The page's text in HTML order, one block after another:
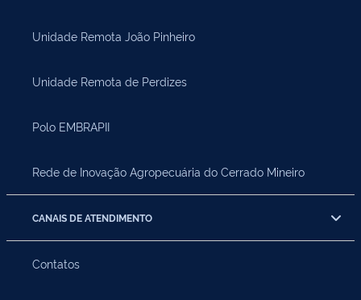
Unidade Remota João Pinheiro
Unidade Remota de Perdizes
Polo EMBRAPII
Rede de Inovação Agropecuária do Cerrado Mineiro
CANAIS DE ATENDIMENTO
Contatos